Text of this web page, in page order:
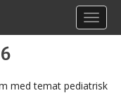
med temat pediatrisk